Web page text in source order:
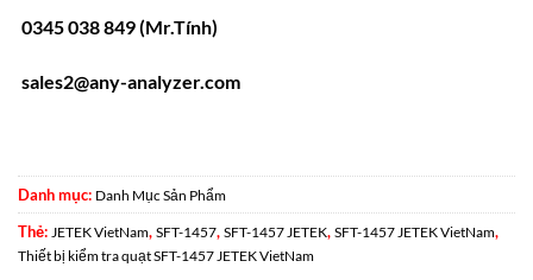
0345 038 849 (Mr.Tính)
sales2@any-analyzer.com
Danh mục: Danh Mục Sản Phẩm
Thẻ: JETEK VietNam, SFT-1457, SFT-1457 JETEK, SFT-1457 JETEK VietNam,
Thiết bị kiểm tra quạt SFT-1457 JETEK VietNam